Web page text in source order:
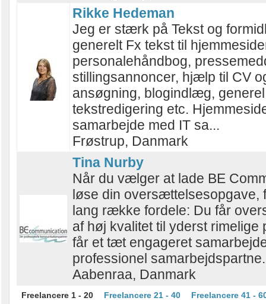
Rikke Hedeman
Jeg er stærk på Tekst og
generelt Fx tekst til
personalehåndbog,
stillingsannoncer, hjælp til CV
ansøgning, blogindlæg, generel
tekstredigering etc.
samarbejde med IT sa...
Frøstrup, Danmark
Tina Nurby
Når du vælger at lade BE
løse din oversættelsesopgave,
lang række fordele: Du får
af høj kvalitet til yderst rimelige
får et tæt engageret
professionel
Aabenraa, Danmark
Freelancere 1 - 20 Freelancere 21 - 40 Freelancere 41 -